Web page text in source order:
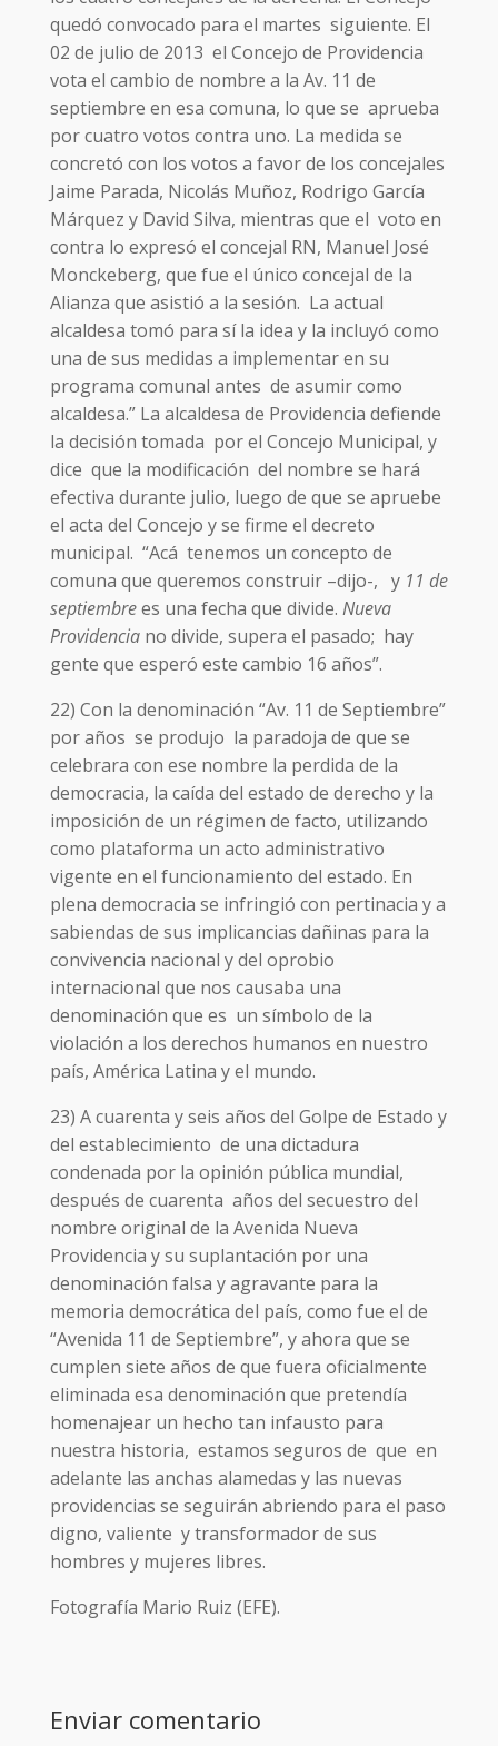
quedó convocado para el martes siguiente. El
02 de julio de 2013 el Concejo de Providencia
vota el cambio de nombre a la Av. 11 de
septiembre en esa comuna, lo que se aprueba
por cuatro votos contra uno. La medida se
concretó con los votos a favor de los concejales
Jaime Parada, Nicolás Muñoz, Rodrigo García
Márquez y David Silva, mientras que el voto en
contra lo expresó el concejal RN, Manuel José
Monckeberg, que fue el único concejal de la
Alianza que asistió a la sesión. La actual
alcaldesa tomó para sí la idea y la incluyó como
una de sus medidas a implementar en su
programa comunal antes de asumir como
alcaldesa.” La alcaldesa de Providencia defiende
la decisión tomada por el Concejo Municipal, y
dice que la modificación del nombre se hará
efectiva durante julio, luego de que se apruebe
el acta del Concejo y se firme el decreto
municipal. “Acá tenemos un concepto de
comuna que queremos construir –dijo-, y 11 de
septiembrees una fecha que divide. Nueva
Providencia no divide, supera el pasado; hay
gente que esperó este cambio 16 años”.
22) Con la denominación “Av. 11 de Septiembre”
por años se produjo la paradoja de que se
celebrara con ese nombre la perdida de la
democracia, la caída del estado de derecho y la
imposición de un régimen de facto, utilizando
como plataforma un acto administrativo
vigente en el funcionamiento del estado. En
plena democracia se infringió con pertinacia y a
sabiendas de sus implicancias dañinas para la
convivencia nacional y del oprobio
internacional que nos causaba una
denominación que es un símbolo de la
violación a los derechos humanos en nuestro
país, América Latina y el mundo.
23) A cuarenta y seis años del Golpe de Estado y
del establecimiento de una dictadura
condenada por la opinión pública mundial,
después de cuarenta años del secuestro del
nombre original de la Avenida Nueva
Providencia y su suplantación por una
denominación falsa y agravante para la
memoria democrática del país, como fue el de
“Avenida 11 de Septiembre”, y ahora que se
cumplen siete años de que fuera oficialmente
eliminada esa denominación que pretendía
homenajear un hecho tan infausto para
nuestra historia, estamos seguros de que en
adelante las anchas alamedas y las nuevas
providencias se seguirán abriendo para el paso
digno, valiente y transformador de sus
hombres y mujeres libres.
Fotografía Mario Ruiz (EFE).
Enviar comentario